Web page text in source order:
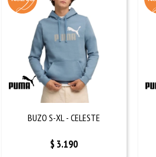
BUZO S-XL - CELESTE
$ 3.190